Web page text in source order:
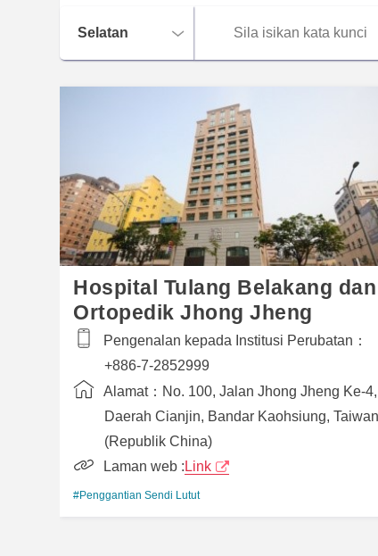
Hospital Tulang Belakang dan
Ortopedik Jhong Jheng
Pengenalan kepada Institusi Perubatan：
+886-7-2852999
Alamat： No. 100, Jalan Jhong Jheng Ke-4,
Daerah Cianjin, Bandar Kaohsiung, Taiwan
(Republik China)
Laman web :Link
#Penggantian Sendi Lutut